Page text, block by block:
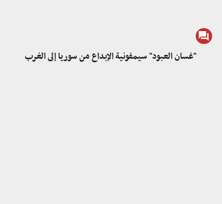
"غسان العبود" سيمفونية الإبداع من سوريا إلى الغرب